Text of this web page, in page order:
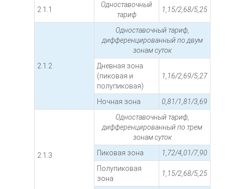
2.1.1
Одноставочный
тариф
1,15/2,68/5,25
2.1.2
Одноставочный тариф,
дифференцированный по двум
зонам суток
Дневная зона
(пиковая и
полупиковая)
1,16/2,69/5,27
Ночная зона 0,81/1,81/3,69
2.1.3
Одноставочный тариф,
дифференцированный по трем
зонам суток
Пиковая зона
1,72/4,01/7,90
Полупиковая
зона
1,15/2,68/5,25